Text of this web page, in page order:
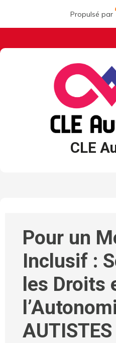
Propulsé par
CLE
Pour un
Inclusif :
les Droits
AUTISTES